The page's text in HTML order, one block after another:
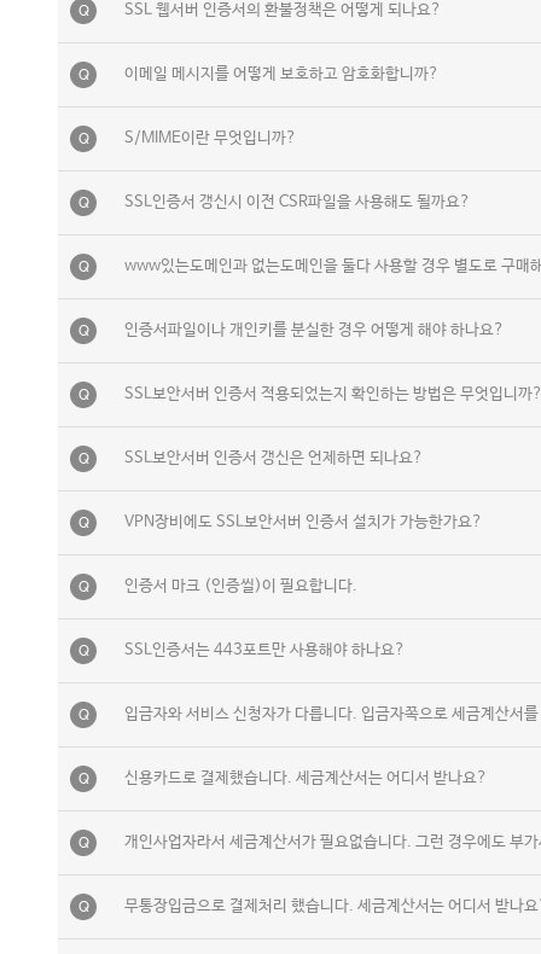
Q SSL 웹서버 인증서의 환불정책은 어떻게 되나요?
Q 이메일 메시지를 어떻게 보호하고 암호화합니까?
Q S/MIME이란 무엇입니까?
Q SSL인증서 갱신시 이전 CSR파일을 사용해도 될까요?
Q www있는도메인과 없는도메인을 둘다 사용할 경우 별도로 구매
Q 인증서파일이나 개인키를 분실한 경우 어떻게 해야 하나요?
Q SSL보안서버 인증서 적용되었는지 확인하는 방법은 무엇입니까
Q SSL보안서버 인증서 갱신은 언제하면 되나요?
Q VPN장비에도 SSL보안서버 인증서 설치가 가능한가요?
Q 인증서 마크 (인증씰)이 필요합니다.
Q SSL인증서는 443포트만 사용해야 하나요?
Q 입금자와 서비스 신청자가 다릅니다. 입금자쪽으로 세금계산서
Q 신용카드로 결제했습니다. 세금계산서는 어디서 받나요?
Q 개인사업자라서 세금계산서가 필요없습니다. 그런 경우에도 부
Q 무통장입금으로 결제처리 했습니다. 세금계산서는 어디서 받나